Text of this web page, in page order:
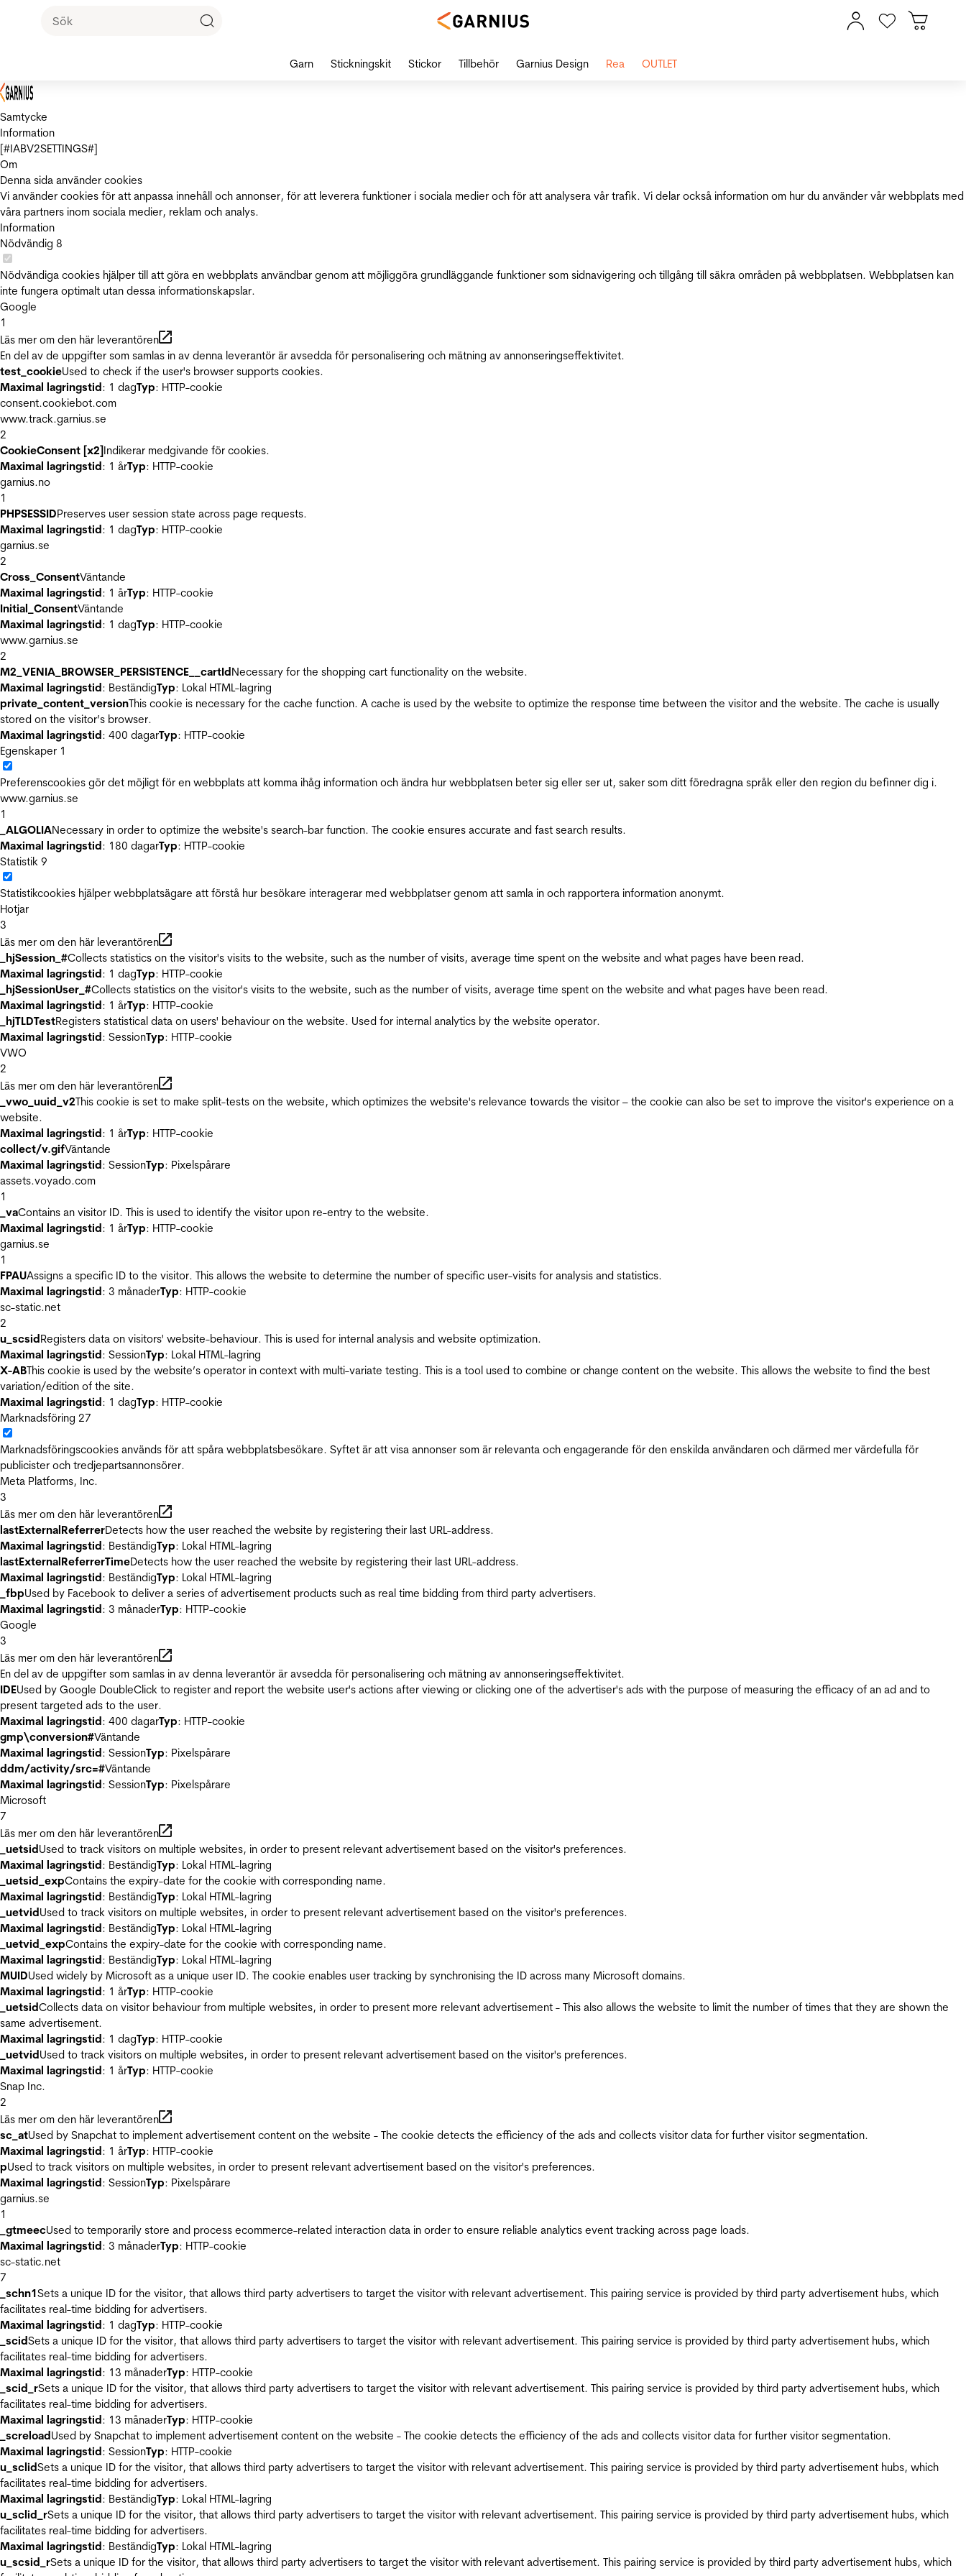
Samtycke
Information
[#IABV2SETTINGS#]
Om
Denna sida använder cookies
Vi använder cookies för att anpassa innehåll och annonser, för att leverera funktioner i sociala medier och för att analysera vår trafik. Vi delar också information om hur du använder vår webbplats med
våra partners inom sociala medier, reklam och analys.
Information
Nödvändig 8
Nödvändiga cookies hjälper till att göra en webbplats användbar genom att möjliggöra grundläggande funktioner som sidnavigering och tillgång till säkra områden på webbplatsen. Webbplatsen kan
inte fungera optimalt utan dessa informationskapslar.
Google
1
Läs mer om den här leverantören
En del av de uppgifter som samlas in av denna leverantör är avsedda för personalisering och mätning av annonseringseffektivitet.
test_cookieUsed to check if the user's browser supports cookies.
Maximal lagringstid: 1 dagTyp: HTTP-cookie
consent.cookiebot.com
www.track.garnius.se
2
CookieConsent [x2]Indikerar medgivande för cookies.
Maximal lagringstid: 1 årTyp: HTTP-cookie
garnius.no
1
PHPSESSIDPreserves user session state across page requests.
Maximal lagringstid: 1 dagTyp: HTTP-cookie
garnius.se
2
Cross_ConsentVäntande
Maximal lagringstid: 1 årTyp: HTTP-cookie
Initial_ConsentVäntande
Maximal lagringstid: 1 dagTyp: HTTP-cookie
www.garnius.se
2
M2_VENIA_BROWSER_PERSISTENCE__cartIdNecessary for the shopping cart functionality on the website.
Maximal lagringstid: BeständigTyp: Lokal HTML-lagring
private_content_versionThis cookie is necessary for the cache function. A cache is used by the website to optimize the response time between the visitor and the website. The cache is usually
stored on the visitor’s browser.
Maximal lagringstid: 400 dagarTyp: HTTP-cookie
Egenskaper 1
Preferenscookies gör det möjligt för en webbplats att komma ihåg information och ändra hur webbplatsen beter sig eller ser ut, saker som ditt föredragna språk eller den region du befinner dig i.
www.garnius.se
1
_ALGOLIANecessary in order to optimize the website's search-bar function. The cookie ensures accurate and fast search results.
Maximal lagringstid: 180 dagarTyp: HTTP-cookie
Statistik 9
Statistikcookies hjälper webbplatsägare att förstå hur besökare interagerar med webbplatser genom att samla in och rapportera information anonymt.
Hotjar
3
Läs mer om den här leverantören
_hjSession_#Collects statistics on the visitor's visits to the website, such as the number of visits, average time spent on the website and what pages have been read.
Maximal lagringstid: 1 dagTyp: HTTP-cookie
_hjSessionUser_#Collects statistics on the visitor's visits to the website, such as the number of visits, average time spent on the website and what pages have been read.
Maximal lagringstid: 1 årTyp: HTTP-cookie
_hjTLDTestRegisters statistical data on users' behaviour on the website. Used for internal analytics by the website operator.
Maximal lagringstid: SessionTyp: HTTP-cookie
VWO
2
Läs mer om den här leverantören
_vwo_uuid_v2This cookie is set to make split-tests on the website, which optimizes the website's relevance towards the visitor – the cookie can also be set to improve the visitor's experience on a
website.
Maximal lagringstid: 1 årTyp: HTTP-cookie
collect/v.gifVäntande
Maximal lagringstid: SessionTyp: Pixelspårare
assets.voyado.com
1
_vaContains an visitor ID. This is used to identify the visitor upon re-entry to the website.
Maximal lagringstid: 1 årTyp: HTTP-cookie
garnius.se
1
FPAUAssigns a specific ID to the visitor. This allows the website to determine the number of specific user-visits for analysis and statistics.
Maximal lagringstid: 3 månaderTyp: HTTP-cookie
sc-static.net
2
u_scsidRegisters data on visitors' website-behaviour. This is used for internal analysis and website optimization.
Maximal lagringstid: SessionTyp: Lokal HTML-lagring
X-ABThis cookie is used by the website’s operator in context with multi-variate testing. This is a tool used to combine or change content on the website. This allows the website to find the best
variation/edition of the site.
Maximal lagringstid: 1 dagTyp: HTTP-cookie
Marknadsföring 27
Marknadsföringscookies används för att spåra webbplatsbesökare. Syftet är att visa annonser som är relevanta och engagerande för den enskilda användaren och därmed mer värdefulla för
publicister och tredjepartsannonsörer.
Meta Platforms, Inc.
3
Läs mer om den här leverantören
lastExternalReferrerDetects how the user reached the website by registering their last URL-address.
Maximal lagringstid: BeständigTyp: Lokal HTML-lagring
lastExternalReferrerTimeDetects how the user reached the website by registering their last URL-address.
Maximal lagringstid: BeständigTyp: Lokal HTML-lagring
_fbpUsed by Facebook to deliver a series of advertisement products such as real time bidding from third party advertisers.
Maximal lagringstid: 3 månaderTyp: HTTP-cookie
Google
3
Läs mer om den här leverantören
En del av de uppgifter som samlas in av denna leverantör är avsedda för personalisering och mätning av annonseringseffektivitet.
IDEUsed by Google DoubleClick to register and report the website user's actions after viewing or clicking one of the advertiser's ads with the purpose of measuring the efficacy of an ad and to
present targeted ads to the user.
Maximal lagringstid: 400 dagarTyp: HTTP-cookie
gmp\conversion#Väntande
Maximal lagringstid: SessionTyp: Pixelspårare
ddm/activity/src=#Väntande
Maximal lagringstid: SessionTyp: Pixelspårare
Microsoft
7
Läs mer om den här leverantören
_uetsidUsed to track visitors on multiple websites, in order to present relevant advertisement based on the visitor's preferences.
Maximal lagringstid: BeständigTyp: Lokal HTML-lagring
_uetsid_expContains the expiry-date for the cookie with corresponding name.
Maximal lagringstid: BeständigTyp: Lokal HTML-lagring
_uetvidUsed to track visitors on multiple websites, in order to present relevant advertisement based on the visitor's preferences.
Maximal lagringstid: BeständigTyp: Lokal HTML-lagring
_uetvid_expContains the expiry-date for the cookie with corresponding name.
Maximal lagringstid: BeständigTyp: Lokal HTML-lagring
MUIDUsed widely by Microsoft as a unique user ID. The cookie enables user tracking by synchronising the ID across many Microsoft domains.
Maximal lagringstid: 1 årTyp: HTTP-cookie
_uetsidCollects data on visitor behaviour from multiple websites, in order to present more relevant advertisement - This also allows the website to limit the number of times that they are shown the
same advertisement.
Maximal lagringstid: 1 dagTyp: HTTP-cookie
_uetvidUsed to track visitors on multiple websites, in order to present relevant advertisement based on the visitor's preferences.
Maximal lagringstid: 1 årTyp: HTTP-cookie
Snap Inc.
2
Läs mer om den här leverantören
sc_atUsed by Snapchat to implement advertisement content on the website - The cookie detects the efficiency of the ads and collects visitor data for further visitor segmentation.
Maximal lagringstid: 1 årTyp: HTTP-cookie
pUsed to track visitors on multiple websites, in order to present relevant advertisement based on the visitor's preferences.
Maximal lagringstid: SessionTyp: Pixelspårare
garnius.se
1
_gtmeecUsed to temporarily store and process ecommerce-related interaction data in order to ensure reliable analytics event tracking across page loads.
Maximal lagringstid: 3 månaderTyp: HTTP-cookie
sc-static.net
7
_schn1Sets a unique ID for the visitor, that allows third party advertisers to target the visitor with relevant advertisement. This pairing service is provided by third party advertisement hubs, which
facilitates real-time bidding for advertisers.
Maximal lagringstid: 1 dagTyp: HTTP-cookie
_scidSets a unique ID for the visitor, that allows third party advertisers to target the visitor with relevant advertisement. This pairing service is provided by third party advertisement hubs, which
facilitates real-time bidding for advertisers.
Maximal lagringstid: 13 månaderTyp: HTTP-cookie
_scid_rSets a unique ID for the visitor, that allows third party advertisers to target the visitor with relevant advertisement. This pairing service is provided by third party advertisement hubs, which
facilitates real-time bidding for advertisers.
Maximal lagringstid: 13 månaderTyp: HTTP-cookie
_screloadUsed by Snapchat to implement advertisement content on the website - The cookie detects the efficiency of the ads and collects visitor data for further visitor segmentation.
Maximal lagringstid: SessionTyp: HTTP-cookie
u_sclidSets a unique ID for the visitor, that allows third party advertisers to target the visitor with relevant advertisement. This pairing service is provided by third party advertisement hubs, which
facilitates real-time bidding for advertisers.
Maximal lagringstid: BeständigTyp: Lokal HTML-lagring
u_sclid_rSets a unique ID for the visitor, that allows third party advertisers to target the visitor with relevant advertisement. This pairing service is provided by third party advertisement hubs, which
facilitates real-time bidding for advertisers.
Maximal lagringstid: BeständigTyp: Lokal HTML-lagring
u_scsid_rSets a unique ID for the visitor, that allows third party advertisers to target the visitor with relevant advertisement. This pairing service is provided by third party advertisement hubs, which
Garn Stickningskit Stickor Tillbehör Garnius Design Rea OUTLET